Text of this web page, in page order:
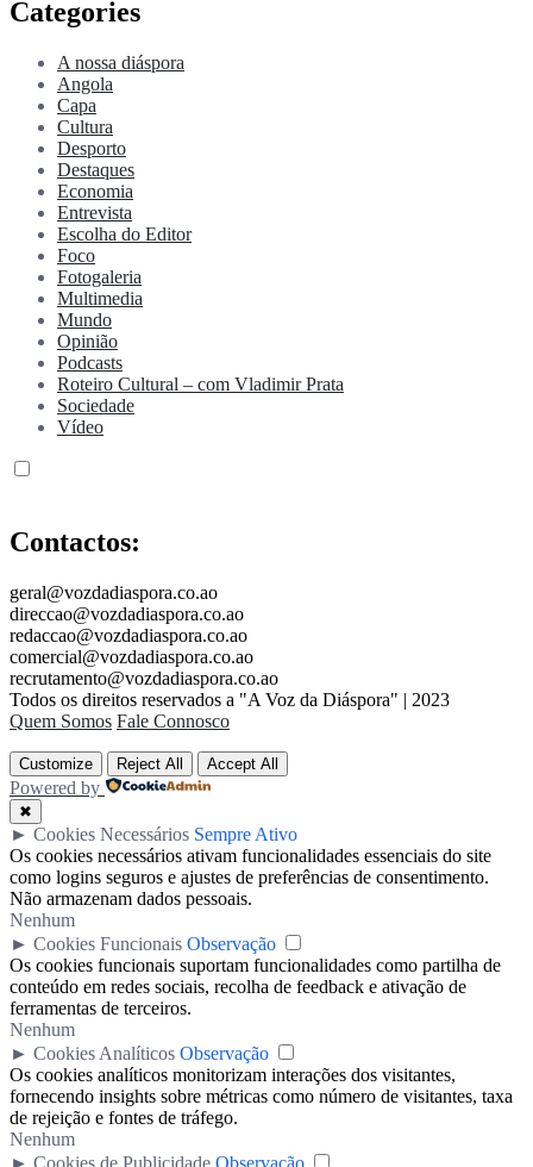
Categories
A nossa diáspora
Angola
Capa
Cultura
Desporto
Destaques
Economia
Entrevista
Escolha do Editor
Foco
Fotogaleria
Multimedia
Mundo
Opinião
Podcasts
Roteiro Cultural – com Vladimir Prata
Sociedade
Vídeo
Contactos:
geral@vozdadiaspora.co.ao
direccao@vozdadiaspora.co.ao
redaccao@vozdadiaspora.co.ao
comercial@vozdadiaspora.co.ao
recrutamento@vozdadiaspora.co.ao
Todos os direitos reservados a "A Voz da Diáspora" | 2023
Quem Somos Fale Connosco
Customize Reject All Accept All
Powered by
✖
► Cookies Necessários Sempre Ativo
Os cookies necessários ativam funcionalidades essenciais do site
como logins seguros e ajustes de preferências de consentimento.
Não armazenam dados pessoais.
Nenhum
► Cookies Funcionais Observação
Os cookies funcionais suportam funcionalidades como partilha de
conteúdo em redes sociais, recolha de feedback e ativação de
ferramentas de terceiros.
Nenhum
► Cookies Analíticos Observação
Os cookies analíticos monitorizam interações dos visitantes,
fornecendo insights sobre métricas como número de visitantes, taxa
de rejeição e fontes de tráfego.
Nenhum
► Cookies de Publicidade Observação